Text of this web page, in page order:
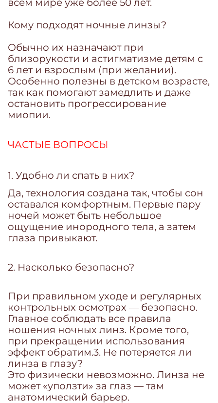
Кому подходят ночные линзы?
Обычно их назначают при
близорукости и астигматизме детям с
6 лет и взрослым (при желании).
Особенно полезны в детском возрасте,
так как помогают замедлить и даже
остановить прогрессирование
миопии.
ЧАСТЫЕ ВОПРОСЫ
1. Удобно ли спать в них?
Да, технология создана так, чтобы сон
оставался комфортным. Первые пару
ночей может быть небольшое
ощущение инородного тела, а затем
глаза привыкают.
2. Насколько безопасно?
При правильном уходе и регулярных
контрольных осмотрах — безопасно.
Главное соблюдать все правила
ношения ночных линз. Кроме того,
при прекращении использования
эффект обратим.3. Не потеряется ли
линза в глазу?
Это физически невозможно. Линза не
может «уползти» за глаз — там
анатомический барьер.